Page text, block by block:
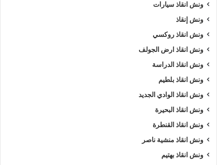
ونش انقاذ سيارات
ونش إنقاذ
ونش انقاذ روكسي
ونش انقاذ ارض الجولف
ونش انقاذ الدراسة
ونش انقاذ بلطيم
ونش انقاذ الوادي الجديد
ونش انقاذ البحيرة
ونش انقاذ القنطرة
ونش انقاذ منشية ناصر
ونش انقاذ بهتيم